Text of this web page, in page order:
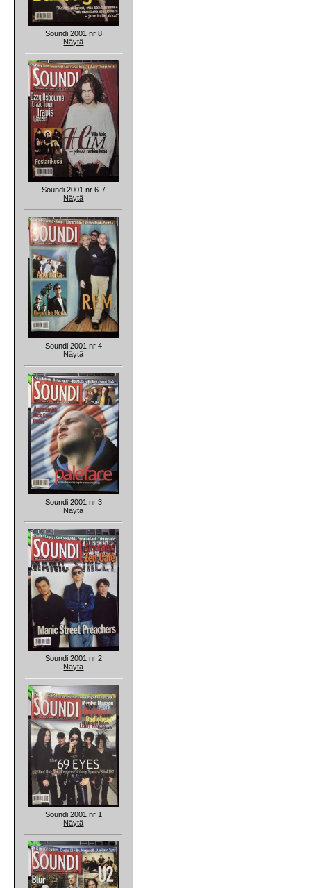
Soundi 2001 nr 8
Näytä
Soundi 2001 nr 6-7
Näytä
Soundi 2001 nr 4
Näytä
Soundi 2001 nr 3
Näytä
Soundi 2001 nr 2
Näytä
Soundi 2001 nr 1
Näytä